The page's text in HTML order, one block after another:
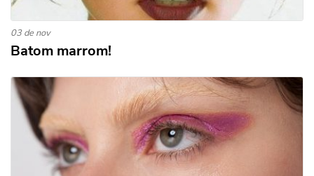
03 de nov
Batom marrom!